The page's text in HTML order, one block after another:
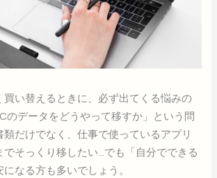
買い替えるときに、必ず出てくる悩みの
のデータをどうやって移すか」という問
だけでなく、仕事で使っているアプリ
そっくり移したい…でも「自分でできる
なる方も多いでしょう。